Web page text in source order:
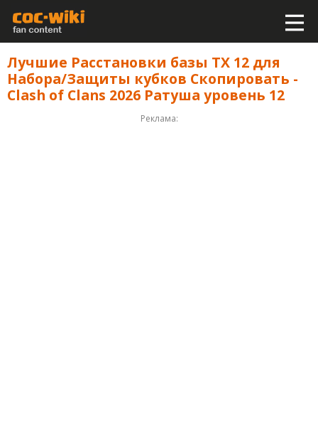
Лучшие Расстановки базы ТХ 12 для
Набора/Защиты кубков Скопировать -
Clash of Clans 2026 Ратуша уровень 12
Реклама: